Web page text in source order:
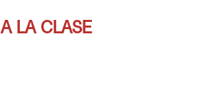
LA CLASE